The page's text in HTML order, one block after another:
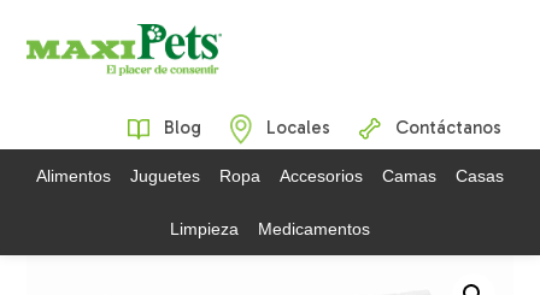
Blog Locales Contáctanos
Alimentos Juguetes Ropa Accesorios Camas Casas
Limpieza Medicamentos